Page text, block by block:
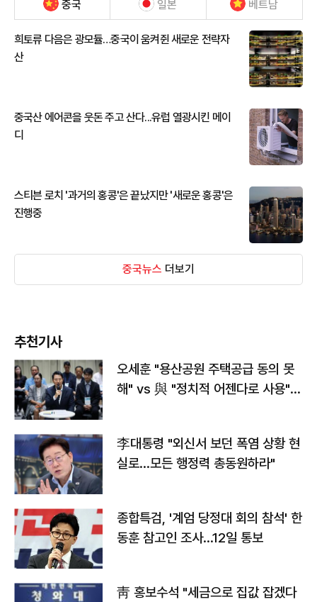
중국 일본 베트남
희토류 다음은 광모듈…중국이 움켜쥔 새로운 전략자
산
중국산 에어콘을 웃돈 주고 산다...유럽 열광시킨 메이
디
스티븐 로치 '과거의 홍콩'은 끝났지만 '새로운 홍콩'은
진행중
중국뉴스 더보기
추천기사
오세훈 "용산공원 주택공급 동의 못
해" vs 與 "정치적 어젠다로 사용"
李대통령 "외신서 보던 폭염 상황 현
실로…모든 행정력 총동원하라"
종합특검, '계엄 당정대 회의 참석' 한
동훈 참고인 조사...12일 통보
靑 홍보수석 "세금으로 집값 잡겠다